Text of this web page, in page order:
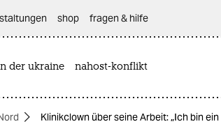
shop fragen & hilfe
der ukraine nahost-konflikt
Klinikclown über seine Arbeit: „Ich bin